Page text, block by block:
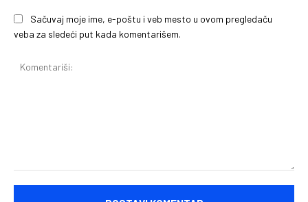
Sačuvaj moje ime, e-poštu i veb mesto u ovom pregledaču
veba za sledeći put kada komentarišem.